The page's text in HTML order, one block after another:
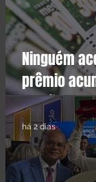
Ninguém
prêmio
milhões
há 2 dias